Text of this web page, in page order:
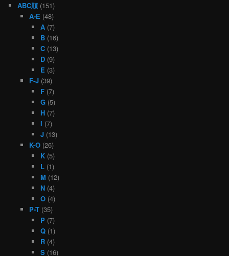
ABC順(151)
A-E (48)
A (7)
B (16)
C (13)
D (9)
E (3)
F-J(39)
F (7)
G (5)
H (7)
I (7)
J (13)
K-O(26)
K (5)
L (1)
M (12)
N (4)
O (4)
P-T(35)
P (7)
Q (1)
R (4)
S (16)